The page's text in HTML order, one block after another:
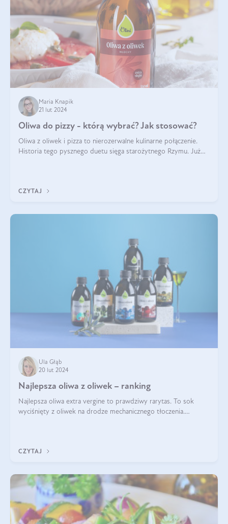
Maria Knapik
21 lut 2024
Oliwa do pizzy - którą wybrać? Jak stosować?
Oliwa z oliwek i pizza to nierozerwalne kulinarne połączenie.
Historia tego pysznego duetu sięga starożytnego Rzymu. Już
CZYTAJ
Ula Głąb
20 lut 2024
Najlepsza oliwa z oliwek – ranking
Najlepsza oliwa extra vergine to prawdziwy rarytas. To sok
wyciśnięty z oliwek na drodze mechanicznego tłoczenia.
CZYTAJ